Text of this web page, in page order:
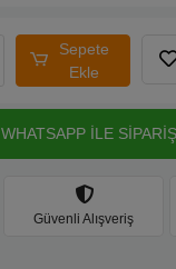
Sepete
Ekle
WHATSAPP İLE
Güvenli Alışveriş